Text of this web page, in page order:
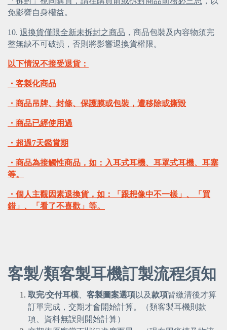
免影響自身權益。
10. 退換貨僅限全新未拆封之商品 ，商品包裝及內容物須完
整無缺不可破損，否則將影響退換貨權限。
以下情況不接受退貨：
・客製化商品
・商品吊牌、封條、保護膜或包裝，遭移除或撕毀
・商品已經使用過
・超過7天鑑賞期
・商品為接觸性商品，如：入耳式耳機、耳罩式耳機、耳塞
等。
・個人主觀因素退換貨，如：「跟想像中不一樣」、「買
錯」、「看了不喜歡」等。
客製/類客製耳機訂製流程須知
取完/交付耳模 客製圖案選項以及款項皆繳清後才算
訂單完成，交期才會開始計算。（類客製耳機則款
項、資料無誤則開始計算）